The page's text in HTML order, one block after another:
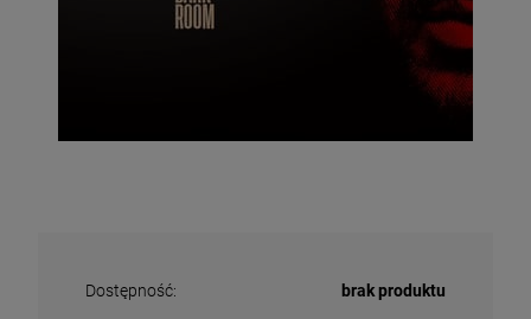
Dostępność: brak produktu